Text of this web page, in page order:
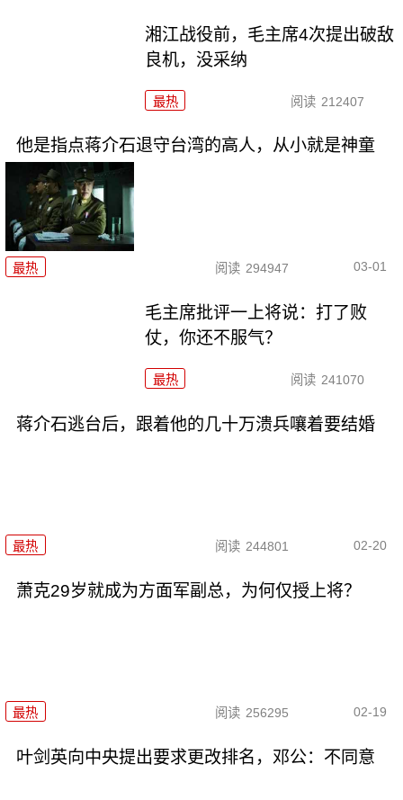
湘江战役前，毛主席4次提出破敌
良机，没采纳
最热 阅读 212407
他是指点蒋介石退守台湾的高人，从小就是神童
最热 阅读 294947 03-01
毛主席批评一上将说：打了败
仗，你还不服气？
最热 阅读 241070
蒋介石逃台后，跟着他的几十万溃兵嚷着要结婚
最热 阅读 244801 02-20
萧克29岁就成为方面军副总，为何仅授上将？
最热 阅读 256295 02-19
叶剑英向中央提出要求更改排名，邓公：不同意